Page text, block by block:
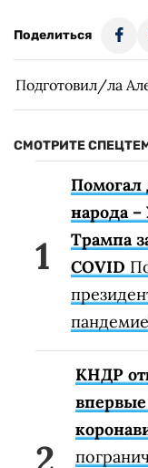
Поделиться
Подготовил/ла
СМОТРИТЕ
Помогал
народа –
Трампа
COVID
КНДР